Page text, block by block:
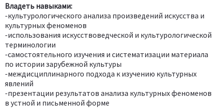
Владеть навыками:
-культурологического анализа произведений искусства и
культурных феноменов
-использования искусствоведческой и культурологической
терминологии
-самостоятельного изучения и систематизации материала
по истории зарубежной культуры
-междисциплинарного подхода к изучению культурных
явлений
-презентации результатов анализа культурных феноменов
в устной и письменной форме